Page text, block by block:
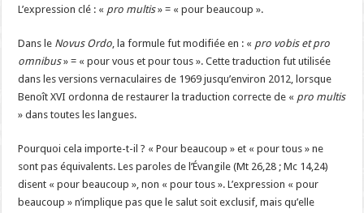
L’expression clé : « pro multis» = « pour beaucoup ».
Dans le Novus Ordo, la formule fut modifiée en : « pro vobis et pro
omnibus» = « pour vous et pour tous ». Cette traduction fut utilisée
dans les versions vernaculaires de 1969 jusqu’environ 2012, lorsque
Benoît XVI ordonna de restaurer la traduction correcte de « pro multis
» dans toutes les langues.
Pourquoi cela importe-t-il ? « Pour beaucoup » et « pour tous » ne
sont pas équivalents. Les paroles de l’Évangile (Mt 26,28 ; Mc 14,24)
disent « pour beaucoup », non « pour tous ». L’expression « pour
beaucoup » n’implique pas que le salut soit exclusif, mais qu’elle